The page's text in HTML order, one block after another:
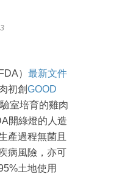
） 最新文件
初創GOOD
室培育的雞肉
開綠燈的人造
產過程無菌且
病風險，亦可
土地使用